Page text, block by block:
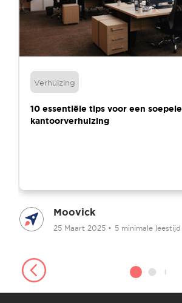
Verhuizing
10 essentiële tips voor een soepele
kantoorverhuizing
Moovick
25 Maart 2025 • 5 minimale leestijd